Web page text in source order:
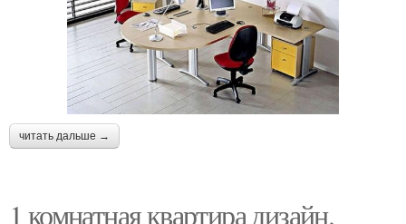
читать дальше →
1 комнатная квартира дизайн.